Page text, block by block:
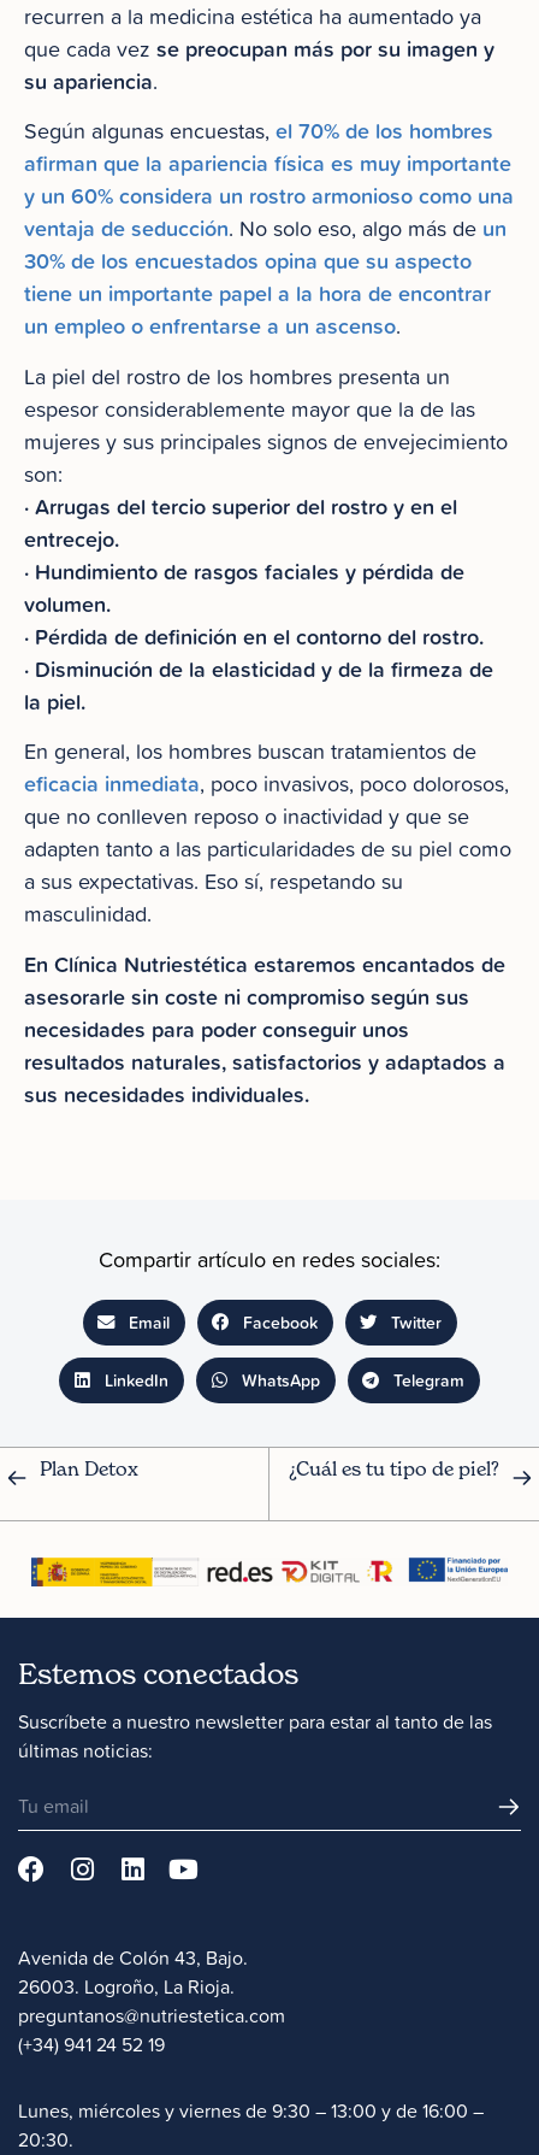
recurren a la medicina estética ha aumentado ya
que cada vez se preocupan más por su imagen y
su apariencia.
Según algunas encuestas, el 70% de los hombres
afirman que la apariencia física es muy importante
y un 60% considera un rostro armonioso como una
ventaja de seducción. No solo eso, algo más de un
30% de los encuestados opina que su aspecto
tiene un importante papel a la hora de encontrar
un empleo o enfrentarse a un ascenso.
La piel del rostro de los hombres presenta un
espesor considerablemente mayor que la de las
mujeres y sus principales signos de envejecimiento
son:
· Arrugas del tercio superior del rostro y en el
entrecejo.
· Hundimiento de rasgos faciales y pérdida de
volumen.
· Pérdida de definición en el contorno del rostro.
· Disminución de la elasticidad y de la firmeza de
la piel.
En general, los hombres buscan tratamientos de
eficacia inmediata, poco invasivos, poco dolorosos,
que no conlleven reposo o inactividad y que se
adapten tanto a las particularidades de su piel como
a sus expectativas. Eso sí, respetando su
masculinidad.
En Clínica Nutriestética estaremos encantados de
asesorarle sin coste ni compromiso según sus
necesidades para poder conseguir unos
resultados naturales, satisfactorios y adaptados a
sus necesidades individuales.
Compartir artículo en redes sociales:
Email Facebook Twitter
LinkedIn WhatsApp Telegram
Plan Detox ¿Cuál es tu tipo de piel?
Estemos conectados
Suscríbete a nuestro newsletter para estar al tanto de las
últimas noticias:
Avenida de Colón 43, Bajo.
26003. Logroño, La Rioja.
preguntanos@nutriestetica.com
(+34) 941 24 52 19
Lunes, miércoles y viernes de 9:30 – 13:00 y de 16:00 –
20:30.